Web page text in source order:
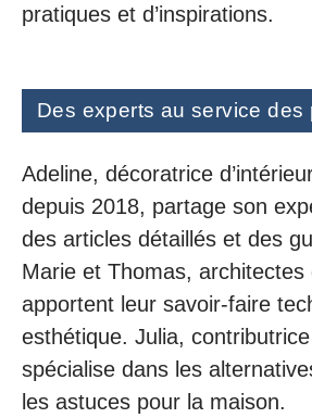
pratiques et d’inspirations.
Des experts au service des
Adeline, décoratrice
depuis 2018, partage son
des articles détaillés et des
Marie et Thomas, architectes
apportent leur savoir-faire
esthétique. Julia,
spécialise dans les
les astuces pour la maison.